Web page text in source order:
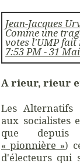
Jean-Jacques
Comme une
votes l'UMP fait
7:53 PM - 31
A rieur, rieur
Les Alternatifs
aux socialistes
que
« pionnière »)
d'électeurs qui